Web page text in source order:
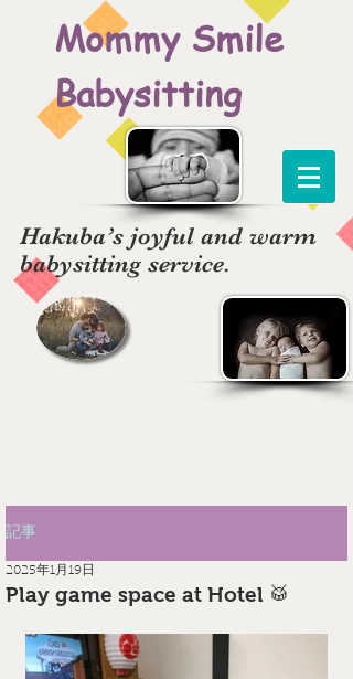
Mommy Smile
Babysitting
Hakuba’s joyful and warm
babysitting service.
記事
Play game space at Hotel 🥁
2025年1月19日